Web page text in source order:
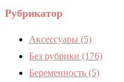
Рубрикатор
Аксессуары (5)
Без рубрики (176)
Беременность (5)